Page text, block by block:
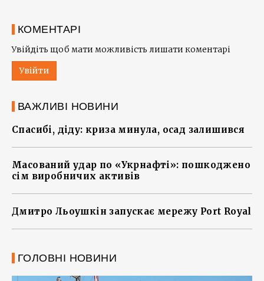
КОМЕНТАРІ
Увійдіть щоб мати можливість лишати коментарі
Увійти
ВАЖЛИВІ НОВИНИ
Спасибі, діду: криза минула, осад залишився
Масований удар по «Укрнафті»: пошкоджено
сім виробничих активів
Дмитро Льоушкін запускає мережу Port Royal
ГОЛОВНІ НОВИНИ